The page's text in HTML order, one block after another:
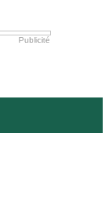
Publicité